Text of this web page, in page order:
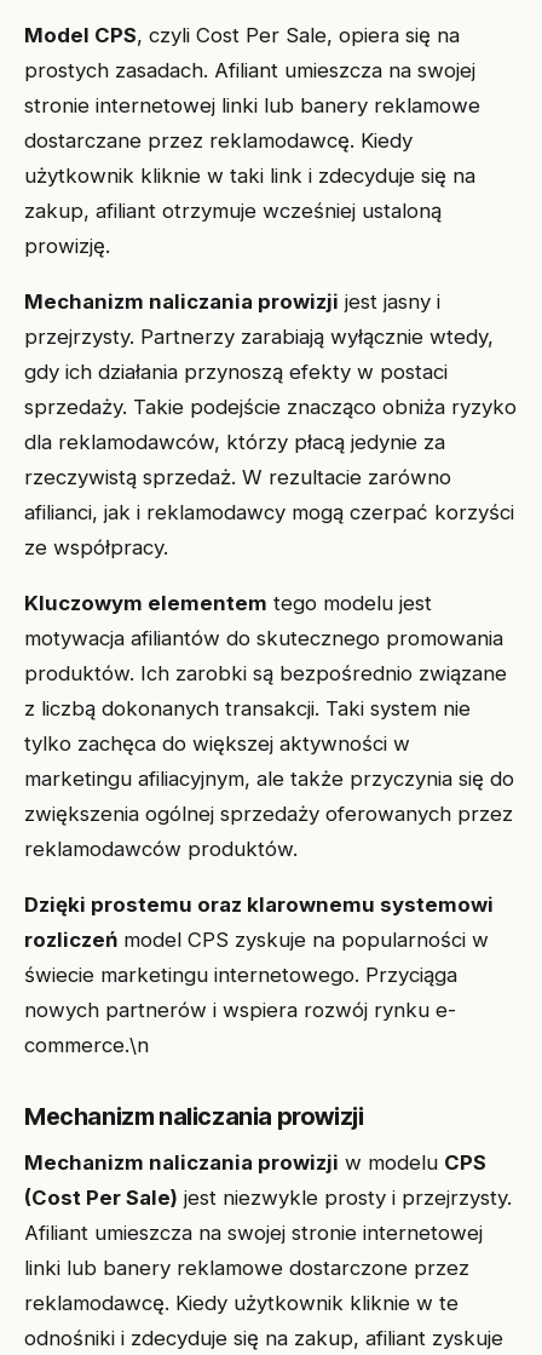
Model CPS, czyli Cost Per Sale, opiera się na
prostych zasadach. Afiliant umieszcza na swojej
stronie internetowej linki lub banery reklamowe
dostarczane przez reklamodawcę. Kiedy
użytkownik kliknie w taki link i zdecyduje się na
zakup, afiliant otrzymuje wcześniej ustaloną
prowizję.
Mechanizm naliczania prowizji jest jasny i
przejrzysty. Partnerzy zarabiają wyłącznie wtedy,
gdy ich działania przynoszą efekty w postaci
sprzedaży. Takie podejście znacząco obniża ryzyko
dla reklamodawców, którzy płacą jedynie za
rzeczywistą sprzedaż. W rezultacie zarówno
afilianci, jak i reklamodawcy mogą czerpać korzyści
ze współpracy.
Kluczowym elementem tego modelu jest
motywacja afiliantów do skutecznego promowania
produktów. Ich zarobki są bezpośrednio związane
z liczbą dokonanych transakcji. Taki system nie
tylko zachęca do większej aktywności w
marketingu afiliacyjnym, ale także przyczynia się do
zwiększenia ogólnej sprzedaży oferowanych przez
reklamodawców produktów.
Dzięki prostemu oraz klarownemu systemowi
rozliczeń model CPS zyskuje na popularności w
świecie marketingu internetowego. Przyciąga
nowych partnerów i wspiera rozwój rynku e-
commerce.\n
Mechanizm naliczania prowizji
Mechanizm naliczania prowizji w modelu CPS
(Cost Per Sale) jest niezwykle prosty i przejrzysty.
Afiliant umieszcza na swojej stronie internetowej
linki lub banery reklamowe dostarczone przez
reklamodawcę. Kiedy użytkownik kliknie w te
odnośniki i zdecyduje się na zakup, afiliant zyskuje